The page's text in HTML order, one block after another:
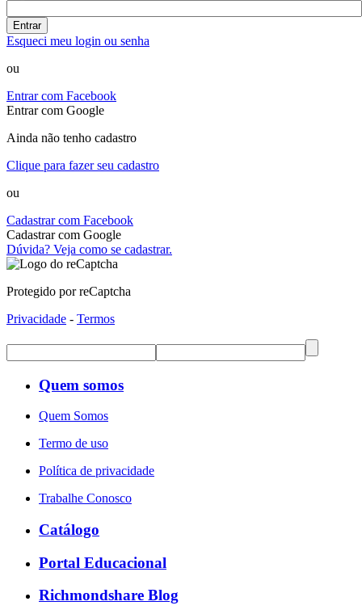
Entrar
Esqueci meu login ou senha
ou
Entrar com Facebook
Entrar com Google
Ainda não tenho cadastro
Clique para fazer seu cadastro
ou
Cadastrar com Facebook
Cadastrar com Google
Dúvida? Veja como se cadastrar.
Protegido por reCaptcha
Privacidade - Termos
Quem somos
Quem Somos
Termo de uso
Política de privacidade
Trabalhe Conosco
Catálogo
Portal Educacional
Richmondshare Blog